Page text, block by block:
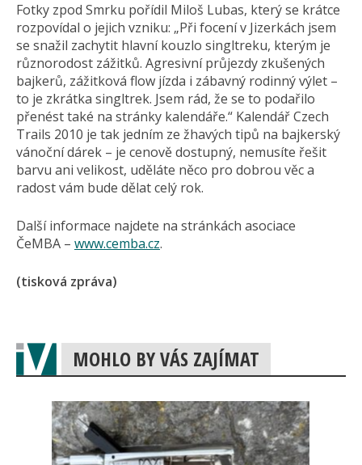
Fotky zpod Smrku pořídil Miloš Lubas, který se krátce
rozpovídal o jejich vzniku: „Při focení v Jizerkách jsem
se snažil zachytit hlavní kouzlo singltreku, kterým je
různorodost zážitků. Agresivní průjezdy zkušených
bajkerů, zážitková flow jízda i zábavný rodinný výlet –
to je zkrátka singltrek. Jsem rád, že se to podařilo
přenést také na stránky kalendáře.“ Kalendář Czech
Trails 2010 je tak jedním ze žhavých tipů na bajkerský
vánoční dárek – je cenově dostupný, nemusíte řešit
barvu ani velikost, uděláte něco pro dobrou věc a
radost vám bude dělat celý rok.
Další informace najdete na stránkách asociace
ČeMBA – www.cemba.cz.
(tisková zpráva)
MOHLO BY VÁS ZAJÍMAT